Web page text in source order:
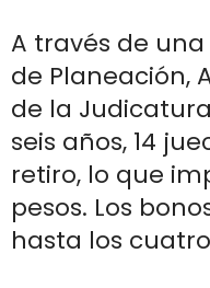
A través de
de Planeación,
de la
seis años, 14
retiro, lo que
pesos. Los
hasta los